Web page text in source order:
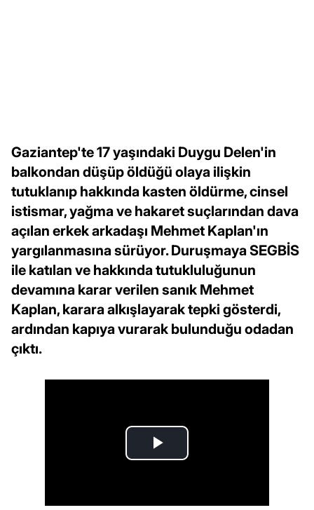
Gaziantep'te 17 yaşındaki Duygu Delen'in
balkondan düşüp öldüğü olaya ilişkin
tutuklanıp hakkında kasten öldürme, cinsel
istismar, yağma ve hakaret suçlarından dava
açılan erkek arkadaşı Mehmet Kaplan'ın
yargılanmasına sürüyor. Duruşmaya SEGBİS
ile katılan ve hakkında tutukluluğunun
devamına karar verilen sanık Mehmet
Kaplan, karara alkışlayarak tepki gösterdi,
ardından kapıya vurarak bulunduğu odadan
çıktı.